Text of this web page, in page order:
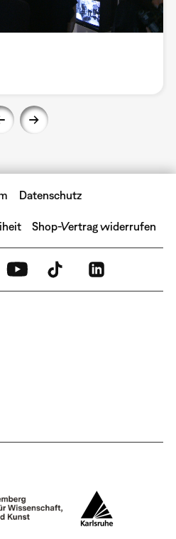
Datenschutz
Shop-Vertrag widerrufen